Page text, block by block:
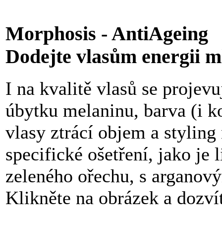
Morphosis - AntiAgeing
Dodejte vlasům energii
I na kvalitě vlasů se
úbytku melaninu, barva (i
vlasy ztrácí objem a
specifické ošetření, jako je
zeleného ořechu, s
Klikněte na obrázek a